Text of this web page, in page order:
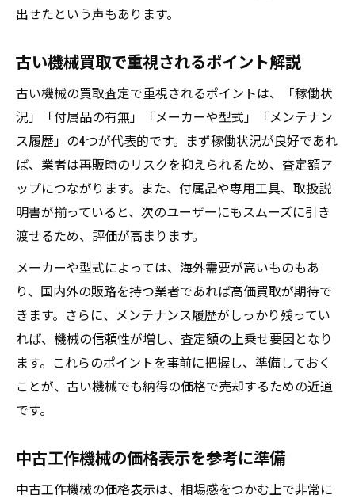
出せたという声もあります。
古い機械買取で重視されるポイント解説
古い機械の買取査定で重視されるポイントは、「稼働状
況」「付属品の有無」「メーカーや型式」「メンテナン
ス履歴」の4つが代表的です。まず稼働状況が良好であれ
ば、業者は再販時のリスクを抑えられるため、査定額ア
ップにつながります。また、付属品や専用工具、取扱説
明書が揃っていると、次のユーザーにもスムーズに引き
渡せるため、評価が高まります。
メーカーや型式によっては、海外需要が高いものもあ
り、国内外の販路を持つ業者であれば高価買取が期待で
きます。さらに、メンテナンス履歴がしっかり残ってい
れば、機械の信頼性が増し、査定額の上乗せ要因となり
ます。これらのポイントを事前に把握し、準備しておく
ことが、古い機械でも納得の価格で売却するための近道
です。
中古工作機械の価格表示を参考に準備
中古工作機械の価格表示は、相場感をつかむ上で非常に